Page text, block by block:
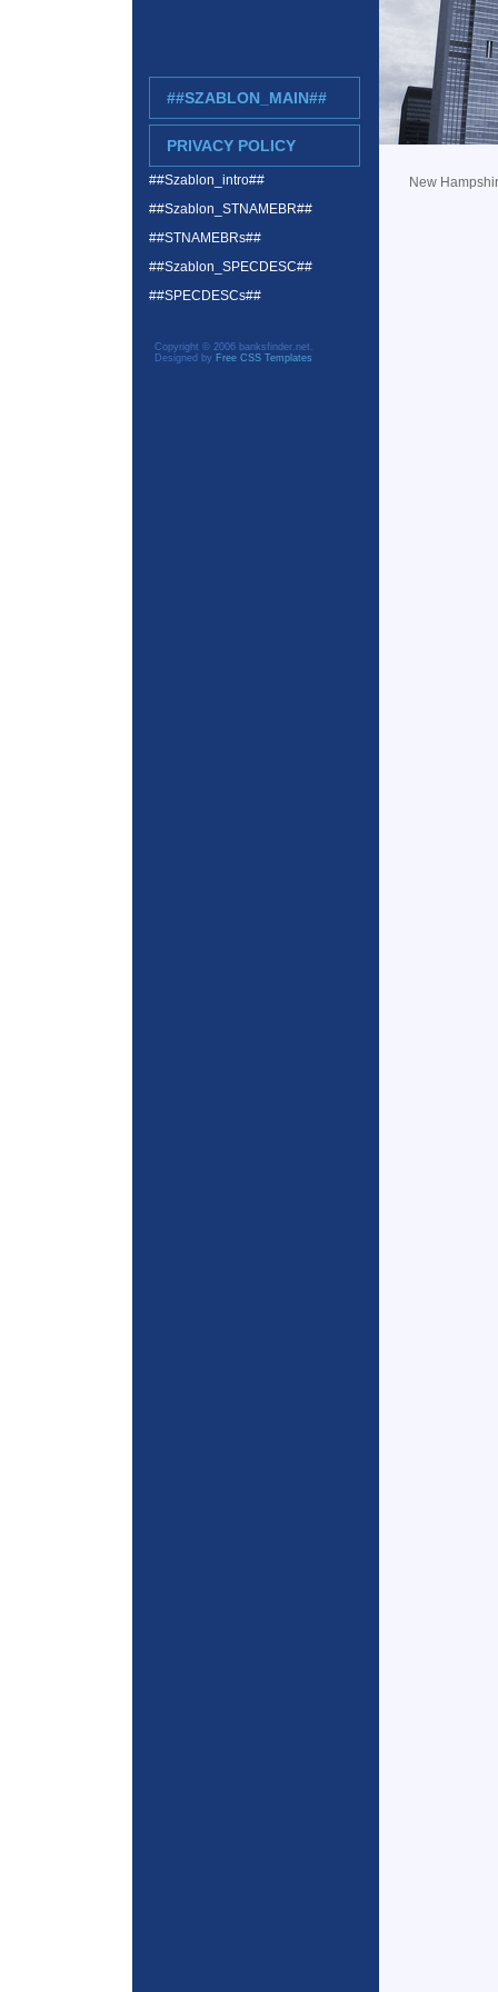
##SZABLON_MAIN##
PRIVACY POLICY
##Szablon_intro##
##Szablon_STNAMEBR##
##STNAMEBRs##
##Szablon_SPECDESC##
##SPECDESCs##
Copyright © 2006 banksfinder.net.
Designed by Free CSS Templates
New